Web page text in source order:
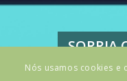
SORRIA
Nós usamos cookies e